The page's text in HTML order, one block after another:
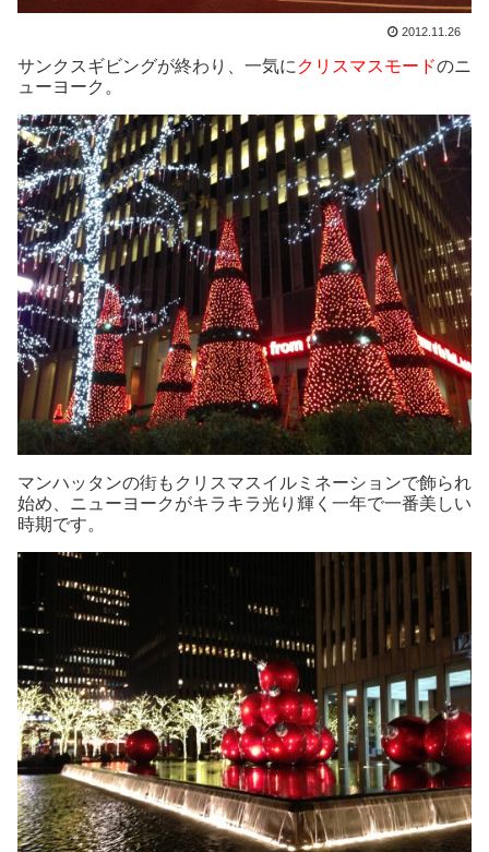
2012.11.26
サンクスギビングが終わり、一気に クリスマスモードのニ
ューヨーク。
マンハッタンの街もクリスマスイルミネーションで飾られ
始め、ニューヨークがキラキラ光り輝く一年で一番美しい
時期です。